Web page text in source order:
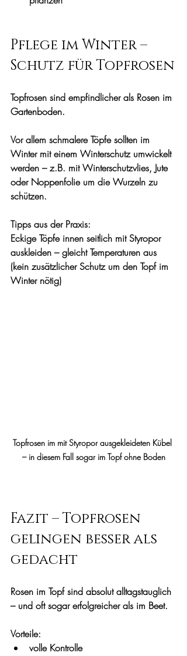
Pflege im Winter –
Schutz für Topfrosen
Topfrosen sind empfindlicher als Rosen im
Gartenboden.
Vor allem schmalere Töpfe sollten im
Winter mit einem Winterschutz umwickelt
werden – z.B. mit Winterschutzvlies, Jute
oder Noppenfolie um die Wurzeln zu
schützen.
Tipps aus der Praxis:
Eckige Töpfe innen seitlich mit Styropor
auskleiden – gleicht Temperaturen aus
(kein zusätzlicher Schutz um den Topf im
Winter nötig)
Topfrosen im mit Styropor ausgekleideten Kübel
– in diesem Fall sogar im Topf ohne Boden
Fazit – Topfrosen
gelingen besser als
gedacht
Rosen im Topf sind absolut alltagstauglich
– und oft sogar erfolgreicher als im Beet.
Vorteile:
volle Kontrolle